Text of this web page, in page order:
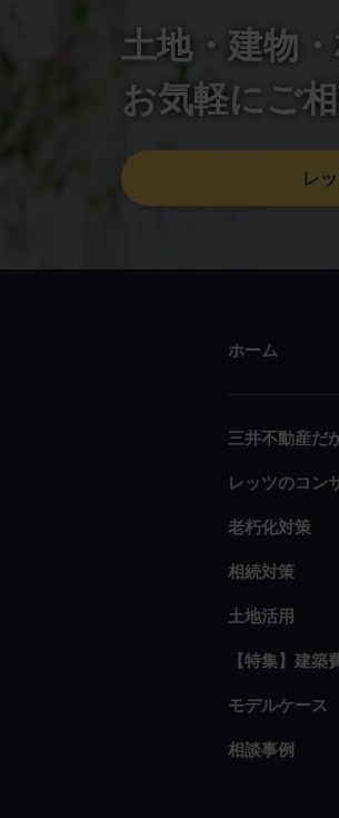
土地・建物
お気軽にご
レ
ホーム
三井不動産だ
レッツのコン
老朽化対策
相続対策
土地活用
【特集】建築
モデルケース
相談事例